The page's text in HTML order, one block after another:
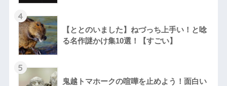
4
【ととのいました】ねづっち上手い！と唸
る名作謎かけ集10選！【すごい】
5
鬼越トマホークの喧嘩を止めよう！面白い